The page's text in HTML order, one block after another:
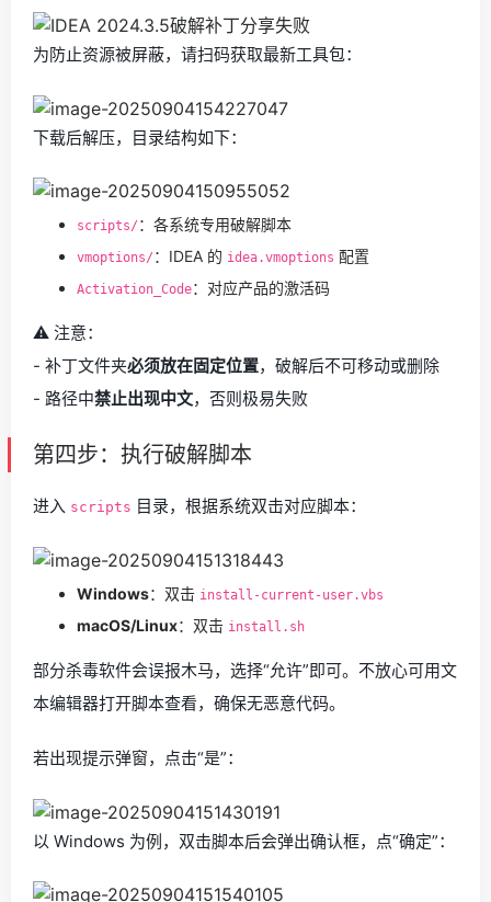
为防止资源被屏蔽，请扫码获取最新工具包：
下载后解压，目录结构如下：
scripts/ ：各系统专用破解脚本
vmoptions/ ：IDEA 的 idea.vmoptions 配置
Activation_Code：对应产品的激活码
⚠️ 注意：
- 补丁文件夹必须放在固定位置，破解后不可移动或删除
- 路径中禁止出现中文，否则极易失败
第四步：执行破解脚本
进入 scripts 目录，根据系统双击对应脚本：
Windows：双击 install-current-user.vbs
macOS/Linux：双击 install.sh
部分杀毒软件会误报木马，选择“允许”即可。不放心可用文
本编辑器打开脚本查看，确保无恶意代码。
若出现提示弹窗，点击“是”：
以 Windows 为例，双击脚本后会弹出确认框，点“确定”：